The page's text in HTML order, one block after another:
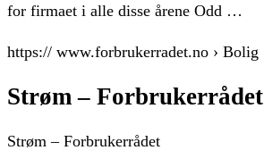
for firmaet i alle disse årene Odd …
https:// www.forbrukerradet.no › Bolig
Strøm – Forbrukerrådet
Strøm – Forbrukerrådet